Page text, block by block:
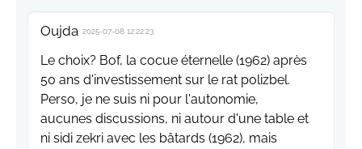
Oujda 2025-07-08 12:22:23
Le choix? Bof, la cocue éternelle (1962) après
50 ans d'investissement sur le rat polizbel.
Perso, je ne suis ni pour l'autonomie,
aucunes discussions, ni autour d'une table et
ni sidi zekri avec les bâtards (1962), mais